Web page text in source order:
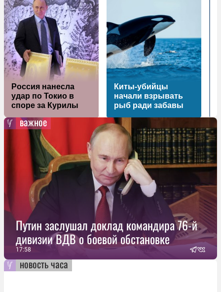
Россия нанесла
удар по Токио в
споре за Курилы
Киты-убийцы
начали взрывать
рыб ради забавы
важное
Путин заслушал доклад командира 76-й
дивизии ВДВ о боевой обстановке
17:58
новость часа